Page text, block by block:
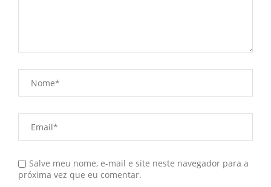
Salve meu nome, e-mail e site neste navegador para a
próxima vez que eu comentar.